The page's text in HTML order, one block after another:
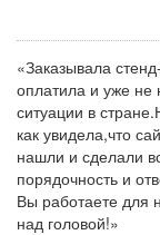
«Заказывала
оплатила и уже не
ситуации в
как увидела,что
нашли и сделали
порядочность и
Вы работаете для
над головой!»